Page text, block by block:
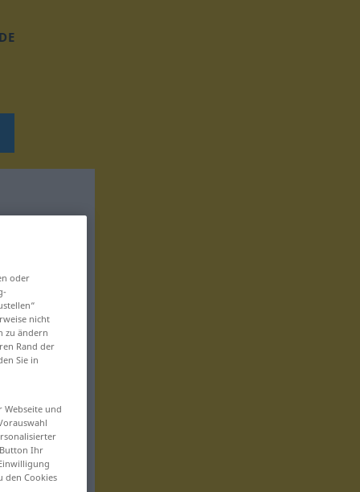
oder
nicht
zu ändern
Rand der
Sie in
und
Ihr
den Cookies